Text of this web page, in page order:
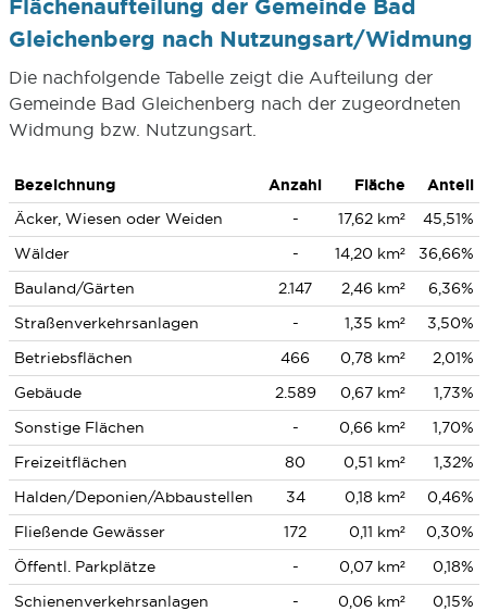
Flächenaufteilung der Gemeinde Bad
Gleichenberg nach Nutzungsart/Widmung
Die nachfolgende Tabelle zeigt die Aufteilung der
Gemeinde Bad Gleichenberg nach der zugeordneten
Widmung bzw. Nutzungsart.
Bezeichnung Anzahl Fläche
Anteil
Äcker, Wiesen oder Weiden
- 17,62 km²
45,51%
Wälder
- 14,20 km²
36,66%
Bauland/Gärten
2.147 2,46 km²
6,36%
Straßenverkehrsanlagen
- 1,35 km²
3,50%
Betriebsflächen
466 0,78 km²
2,01%
Gebäude
2.589 0,67 km²
1,73%
Sonstige Flächen
- 0,66 km²
1,70%
Freizeitflächen
80 0,51 km²
1,32%
Halden/Deponien/Abbaustellen
34 0,18 km²
0,46%
Fließende Gewässer
172 0,11 km²
0,30%
Öffentl. Parkplätze
- 0,07 km²
0,18%
Schienenverkehrsanlagen
- 0,06 km²
0,15%